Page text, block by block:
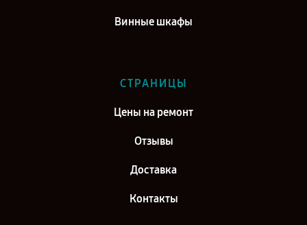
Винные шкафы
СТРАНИЦЫ
Цены на ремонт
Отзывы
Доставка
Контакты